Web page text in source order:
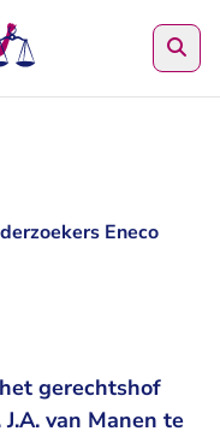
Eneco
gerechtshof
van Manen te